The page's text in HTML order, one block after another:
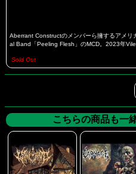
Aberrant Constructのメンバーら擁するアメ
al Band「Peeling Flesh」のMCD。2023年Vile
Sold Out
こちらの商品も一